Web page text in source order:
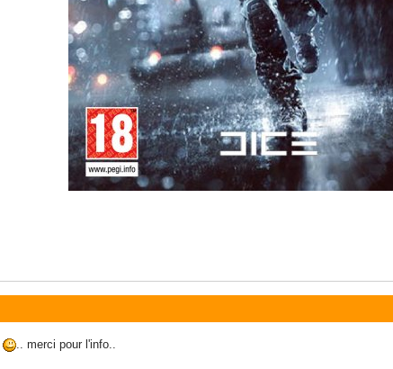
.. merci pour l'info..